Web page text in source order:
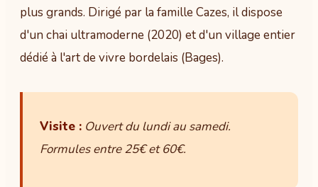
plus grands. Dirigé par la famille Cazes, il dispose
d'un chai ultramoderne (2020) et d'un village entier
dédié à l'art de vivre bordelais (Bages).
Visite : Ouvert du lundi au samedi.
Formules entre 25€ et 60€.